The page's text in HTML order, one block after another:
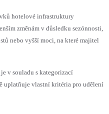
hotelové infrastruktury
změnám v důsledku sezónnosti,
nebo vyšší moci, na které majitel
v souladu s kategorizací
uplatňuje vlastní kritéria pro udělení